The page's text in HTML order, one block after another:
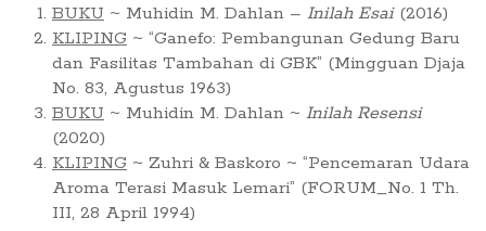
BUKU ~ Muhidin M. Dahlan – Inilah Esai(2016)
KLIPING ~ “Ganefo: Pembangunan Gedung Baru
dan Fasilitas Tambahan di GBK” (Mingguan Djaja
No. 83, Agustus 1963)
BUKU ~ Muhidin M. Dahlan ~ Inilah Resensi
(2020)
KLIPING ~ Zuhri & Baskoro ~ “Pencemaran Udara
Aroma Terasi Masuk Lemari” (FORUM_No. 1 Th.
III, 28 April 1994)